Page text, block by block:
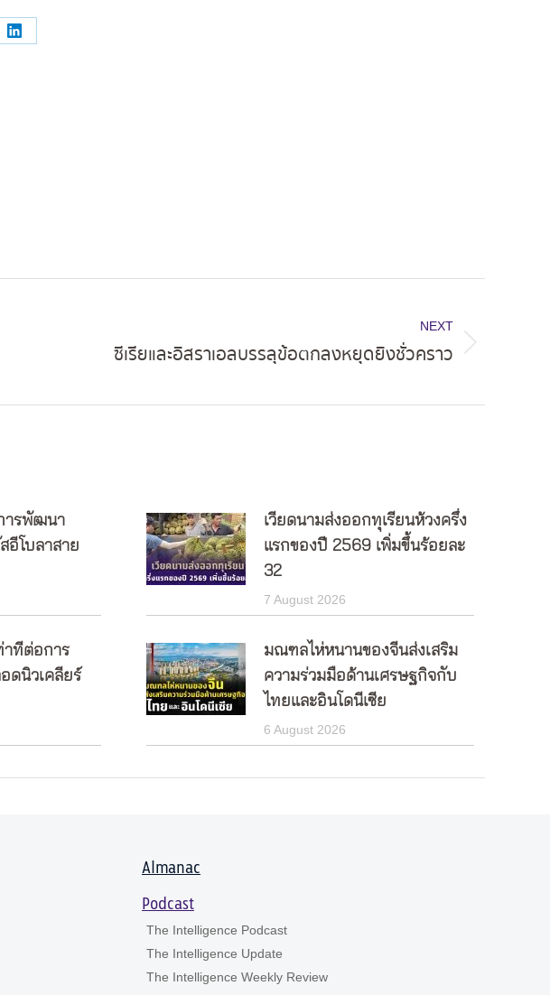
Share
NEXT
ซีเรียและอิสราเอลบรรลุข้อตกลงหยุดยิงชั่วคราว
ารพัฒนา
อีโบลาสาย
เวียดนามส่งออกทุเรียนห้วงครึ่ง
แรกของปี 2569 เพิ่มขึ้นร้อยละ
32
7 August 2026
ทีต่อการ
ดนิวเคลียร์
มณฑลไห่หนานของจีนส่งเสริม
ความร่วมมือด้านเศรษฐกิจกับ
ไทยและอินโดนีเซีย
6 August 2026
Almanac
Podcast
The Intelligence Podcast
The Intelligence Update
The Intelligence Weekly Review